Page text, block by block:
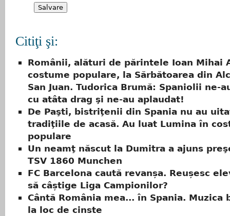
Citiţi şi:
Românii, alături de părintele Ioan Mihai
costume populare, la Sărbătoarea din
San Juan. Tudorica Brumă: Spaniolii ne-
cu atâta drag şi ne-au aplaudat!
De Paşti, bistriţenii din Spania nu au
tradiţiile de acasă. Au luat Lumina în
populare
Un neamţ născut la Dumitra a ajuns
TSV 1860 Munchen
FC Barcelona caută revanșa. Reușesc
să câștige Liga Campionilor?
Cântă România mea... în Spania. Muzica
la loc de cinste